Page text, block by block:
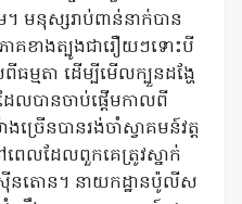
មនុស្សរាប់ពាន់នាក់បាន
ាគខាងត្បូងជារឿយៗទោះបី
ម្មតា ដើម្បីមើលក្បួនដង្ហែ
ែលបានចាប់ផ្តើមកាលពី
ើនបានរង់ចាំស្វាគមន៍វត្ត
េលដែលពួកគេត្រូវស្នាក់
នតោន។ នាយកដ្ឋានប៉ូលីស